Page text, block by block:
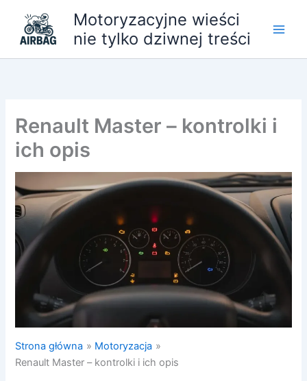
treści
Motoryzacyjne wieści
nie tylko dziwnej treści
Renault Master – kontrolki i
ich opis
Strona główna
Motoryzacja
Renault Master – kontrolki i ich opis